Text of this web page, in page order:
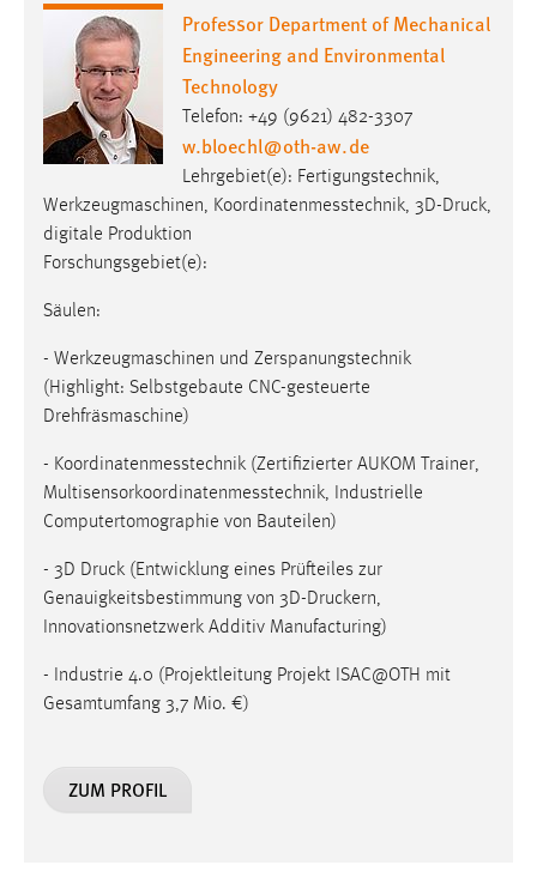
Professor Department of Mechanical
Engineering and Environmental
Technology
Telefon: +49 (9621) 482-3307
w.bloechl@oth-aw.de
Lehrgebiet(e): Fertigungstechnik,
Werkzeugmaschinen, Koordinatenmesstechnik, 3D-Druck,
digitale Produktion
Forschungsgebiet(e):
Säulen:
- Werkzeugmaschinen und Zerspanungstechnik
(Highlight: Selbstgebaute CNC-gesteuerte
Drehfräsmaschine)
- Koordinatenmesstechnik (Zertifizierter AUKOM Trainer,
Multisensorkoordinatenmesstechnik, Industrielle
Computertomographie von Bauteilen)
- 3D Druck (Entwicklung eines Prüfteiles zur
Genauigkeitsbestimmung von 3D-Druckern,
Innovationsnetzwerk Additiv Manufacturing)
- Industrie 4.0 (Projektleitung Projekt ISAC@OTH mit
Gesamtumfang 3,7 Mio. €)
ZUM PROFIL